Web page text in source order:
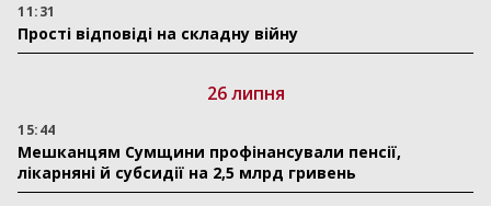
11:31
Прості відповіді на складну війну
26 липня
15:44
Мешканцям Сумщини профінансували пенсії,
лікарняні й субсидії на 2,5 млрд гривень